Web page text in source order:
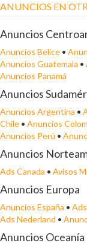
ANUNCIOS EN
Anuncios
Anuncios Belice •
Anuncios Guatemala •
Anuncios Panamá
Anuncios
Anuncios Argentina •
Chile • Anuncios
Anuncios Perú •
Anuncios
Ads Canada • Avisos
Anuncios Europa
Anuncios España •
Ads Nederland •
Anuncios Oceanía